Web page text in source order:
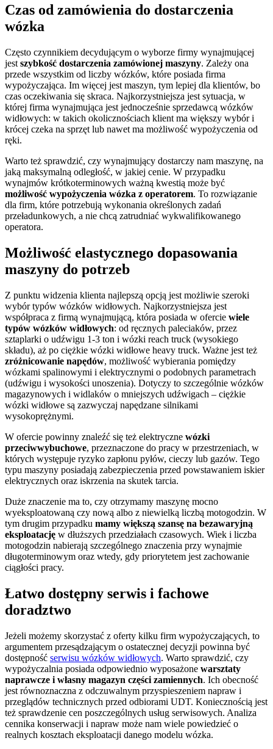
Czas od zamówienia do dostarczenia
wózka
Często czynnikiem decydującym o wyborze firmy wynajmującej
jest szybkość dostarczenia zamówionej maszyny. Zależy ona
przede wszystkim od liczby wózków, które posiada firma
wypożyczająca. Im więcej jest maszyn, tym lepiej dla klientów, bo
czas oczekiwania się skraca. Najkorzystniejsza jest sytuacja, w
której firma wynajmująca jest jednocześnie sprzedawcą wózków
widłowych: w takich okolicznościach klient ma większy wybór i
krócej czeka na sprzęt lub nawet ma możliwość wypożyczenia od
ręki.
Warto też sprawdzić, czy wynajmujący dostarczy nam maszynę, na
jaką maksymalną odległość, w jakiej cenie. W przypadku
wynajmów krótkoterminowych ważną kwestią może być
możliwość wypożyczenia wózka z operatorem. To rozwiązanie
dla firm, które potrzebują wykonania określonych zadań
przeładunkowych, a nie chcą zatrudniać wykwalifikowanego
operatora.
Możliwość elastycznego dopasowania
maszyny do potrzeb
Z punktu widzenia klienta najlepszą opcją jest możliwie szeroki
wybór typów wózków widłowych. Najkorzystniejsza jest
współpraca z firmą wynajmującą, która posiada w ofercie wiele
typów wózków widłowych: od ręcznych paleciaków, przez
sztaplarki o udźwigu 1-3 ton i wózki reach truck (wysokiego
składu), aż po ciężkie wózki widłowe heavy truck. Ważne jest też
zróżnicowanie napędów, możliwość wybierania pomiędzy
wózkami spalinowymi i elektrycznymi o podobnych parametrach
(udźwigu i wysokości unoszenia). Dotyczy to szczególnie wózków
magazynowych i widlaków o mniejszych udźwigach – ciężkie
wózki widłowe są zazwyczaj napędzane silnikami
wysokoprężnymi.
W ofercie powinny znaleźć się też elektryczne wózki
przeciwwybuchowe, przeznaczone do pracy w przestrzeniach, w
których występuje ryzyko zapłonu pyłów, cieczy lub gazów. Tego
typu maszyny posiadają zabezpieczenia przed powstawaniem iskier
elektrycznych oraz iskrzenia na skutek tarcia.
Duże znaczenie ma to, czy otrzymamy maszynę mocno
wyeksploatowaną czy nową albo z niewielką liczbą motogodzin. W
tym drugim przypadku mamy większą szansę na bezawaryjną
eksploatację w dłuższych przedziałach czasowych. Wiek i liczba
motogodzin nabierają szczególnego znaczenia przy wynajmie
długoterminowym oraz wtedy, gdy priorytetem jest zachowanie
ciągłości pracy.
Łatwo dostępny serwis i fachowe
doradztwo
Jeżeli możemy skorzystać z oferty kilku firm wypożyczających, to
argumentem przesądzającym o ostatecznej decyzji powinna być
dostępność serwisu wózków widłowych. Warto sprawdzić, czy
wypożyczalnia posiada odpowiednio wyposażone warsztaty
naprawcze i własny magazyn części zamiennych. Ich obecność
jest równoznaczna z odczuwalnym przyspieszeniem napraw i
przeglądów technicznych przed odbiorami UDT. Koniecznością jest
też sprawdzenie cen poszczególnych usług serwisowych. Analiza
cennika konserwacji i napraw może nam wiele powiedzieć o
realnych kosztach eksploatacji danego modelu wózka.